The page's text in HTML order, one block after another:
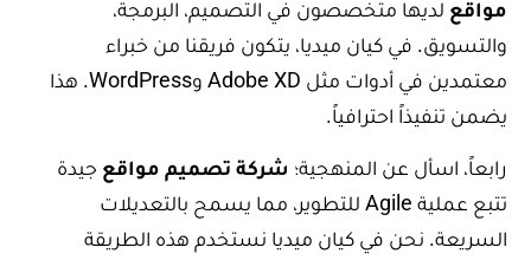
مواقع لديها متخصصون في التصميم، البرمجة،
والتسويق. في كيان ميديا، يتكون فريقنا من خبراء
معتمدين في أدوات مثل Adobe XD وWordPress. هذا
يضمن تنفيذاً احترافياً.
رابعاً، اسأل عن المنهجية؛ شركة تصميم مواقع جيدة
تتبع عملية Agile للتطوير، مما يسمح بالتعديلات
السريعة. نحن في كيان ميديا نستخدم هذه الطريقة